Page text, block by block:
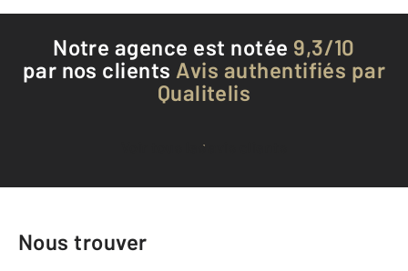
Notre agence est notée 9,3/10
par nos clients Avis authentifiés par
Qualitelis
Voir tous les avis clients
Nous trouver